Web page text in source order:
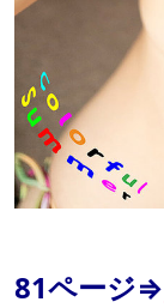
81ページ⇒